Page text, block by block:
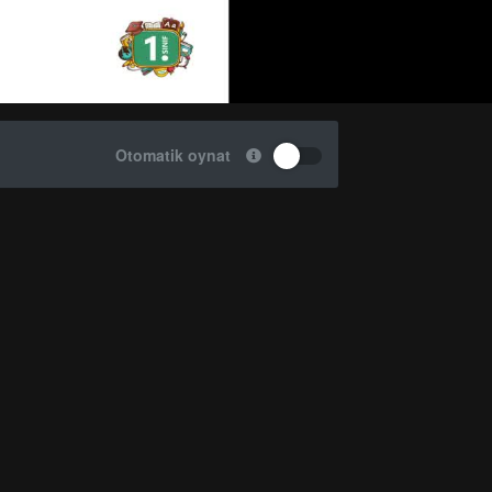
Otomatik oynat